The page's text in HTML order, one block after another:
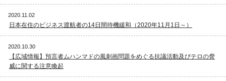
2020.11.02
日本在住のビジネス渡航者の14日間待機緩和（2020年11月1日～）
2020.10.30
【広域情報】預言者ムハンマドの風刺画問題をめぐる抗議活動及びテロの脅
威に関する注意喚起